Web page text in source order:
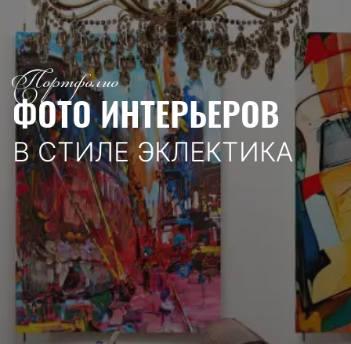
Портфолио
ФОТО ИНТЕРЬЕРОВ
В СТИЛЕ ЭКЛЕКТИКА